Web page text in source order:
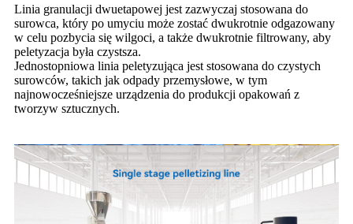
Linia granulacji dwuetapowej jest zazwyczaj stosowana do
surowca, który po umyciu może zostać dwukrotnie odgazowany
w celu pozbycia się wilgoci, a także dwukrotnie filtrowany, aby
peletyzacja była czystsza.
Jednostopniowa linia peletyzująca jest stosowana do czystych
surowców, takich jak odpady przemysłowe, w tym
najnowocześniejsze urządzenia do produkcji opakowań z
tworzyw sztucznych.